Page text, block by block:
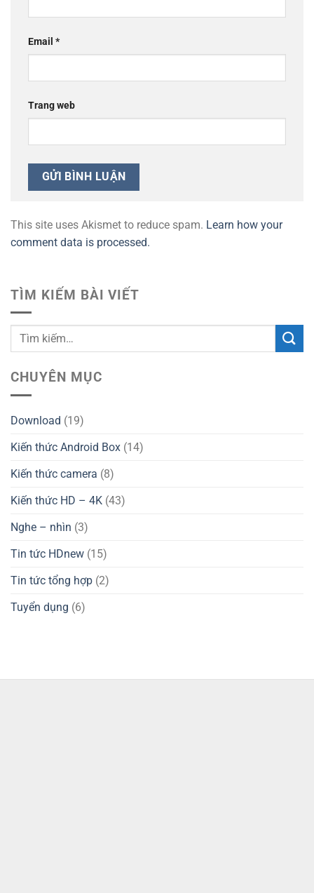
Email *
Trang web
This site uses Akismet to reduce spam. Learn how your
comment data is processed.
TÌM KIẾM BÀI VIẾT
CHUYÊN MỤC
Download (19)
Kiến thức Android Box (14)
Kiến thức camera (8)
Kiến thức HD – 4K (43)
Nghe – nhìn (3)
Tin tức HDnew (15)
Tin tức tổng hợp (2)
Tuyển dụng (6)